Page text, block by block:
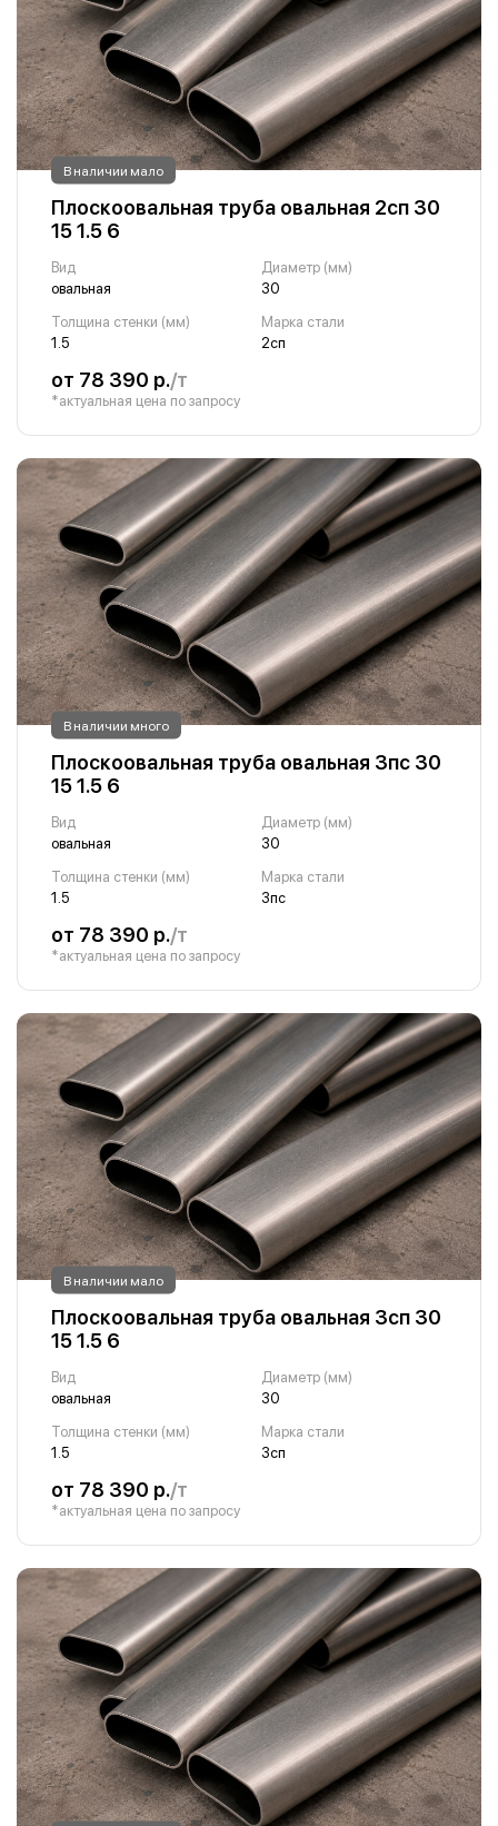
В наличии мало
Плоскоовальная труба овальная 2сп 30
15 1.5 6
Вид
овальная
Диаметр (мм)
30
Толщина стенки (мм)
1.5
Марка стали
2сп
от 78 390 р./т
*актуальная цена по запросу
В наличии много
Плоскоовальная труба овальная 3пс 30
15 1.5 6
Вид
овальная
Диаметр (мм)
30
Толщина стенки (мм)
1.5
Марка стали
3пс
от 78 390 р./т
*актуальная цена по запросу
В наличии мало
Плоскоовальная труба овальная 3сп 30
15 1.5 6
Вид
овальная
Диаметр (мм)
30
Толщина стенки (мм)
1.5
Марка стали
3сп
от 78 390 р./т
*актуальная цена по запросу